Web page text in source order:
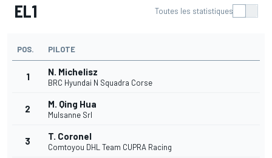
EL1 Toutes les statistiques
POS. PILOTE
1 N. Michelisz
BRC Hyundai N Squadra Corse
2 M. Qing Hua
Mulsanne Srl
3 T. Coronel
Comtoyou DHL Team CUPRA Racing